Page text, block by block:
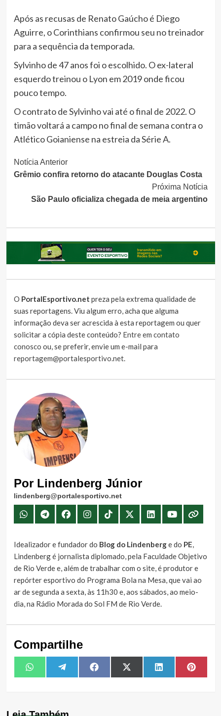
Após as recusas de Renato Gaúcho é Diego
Aguirre, o Corinthians confirmou seu no treinador
para a sequência da temporada.
Sylvinho de 47 anos foi o escolhido. O ex-lateral
esquerdo treinou o Lyon em 2019 onde ficou
pouco tempo.
O contrato de Sylvinho vai até o final de 2022. O
timão voltará a campo no final de semana contra o
Atlético Goianiense na estreia da Série A.
Continue
Lendo
Notícia Anterior
Grêmio confira retorno do atacante Douglas Costa
Próxima Notícia
São Paulo oficializa chegada de meia argentino
O PortalEsportivo.net preza pela extrema qualidade de
suas reportagens. Viu algum erro, acha que alguma
informação deva ser acrescida à esta reportagem ou quer
solicitar a cópia deste conteúdo? Entre em contato
conosco ou, se preferir, envie um e-mail para
reportagem@portalesportivo.net.
Por Lindenberg Júnior
lindenberg@portalesportivo.net
Idealizador e fundador do Blog do Lindenberge do PE,
Lindenberg é jornalista diplomado, pela Faculdade Objetivo
de Rio Verde e, além de trabalhar com o site, é produtor e
repórter esportivo do Programa Bola na Mesa, que vai ao
ar de segunda a sexta, às 11h30 e, aos sábados, ao meio-
dia, na Rádio Morada do Sol FM de Rio Verde.
Compartilhe
Share
on
WhatsAppShare
on
TelegramShare
on
FacebookShare
on
X
(Twitter)
Share
on
LinkedIn Share
on